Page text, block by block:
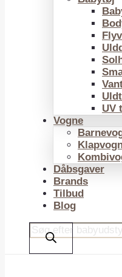
UV
Vogne
Dåbsgaver
Brands
Tilbud
Blog
Products
search